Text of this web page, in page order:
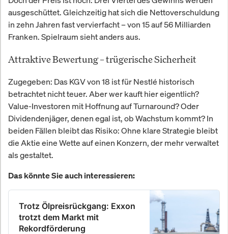
ausgeschüttet. Gleichzeitig hat sich die Nettoverschuldung
in zehn Jahren fast vervierfacht – von 15 auf 56 Milliarden
Franken. Spielraum sieht anders aus.
Attraktive Bewertung – trügerische Sicherheit
Zugegeben: Das KGV von 18 ist für Nestlé historisch
betrachtet nicht teuer. Aber wer kauft hier eigentlich?
Value-Investoren mit Hoffnung auf Turnaround? Oder
Dividendenjäger, denen egal ist, ob Wachstum kommt? In
beiden Fällen bleibt das Risiko: Ohne klare Strategie bleibt
die Aktie eine Wette auf einen Konzern, der mehr verwaltet
als gestaltet.
Das könnte Sie auch interessieren:
Trotz Ölpreisrückgang: Exxon
trotzt dem Markt mit
Rekordförderung